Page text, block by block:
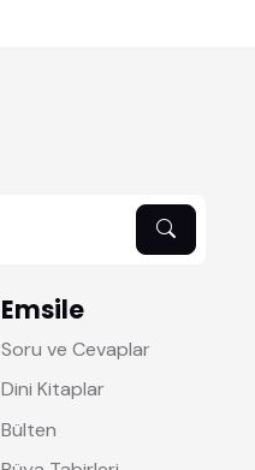
Emsile
Soru ve Cevaplar
Dini Kitaplar
Bülten